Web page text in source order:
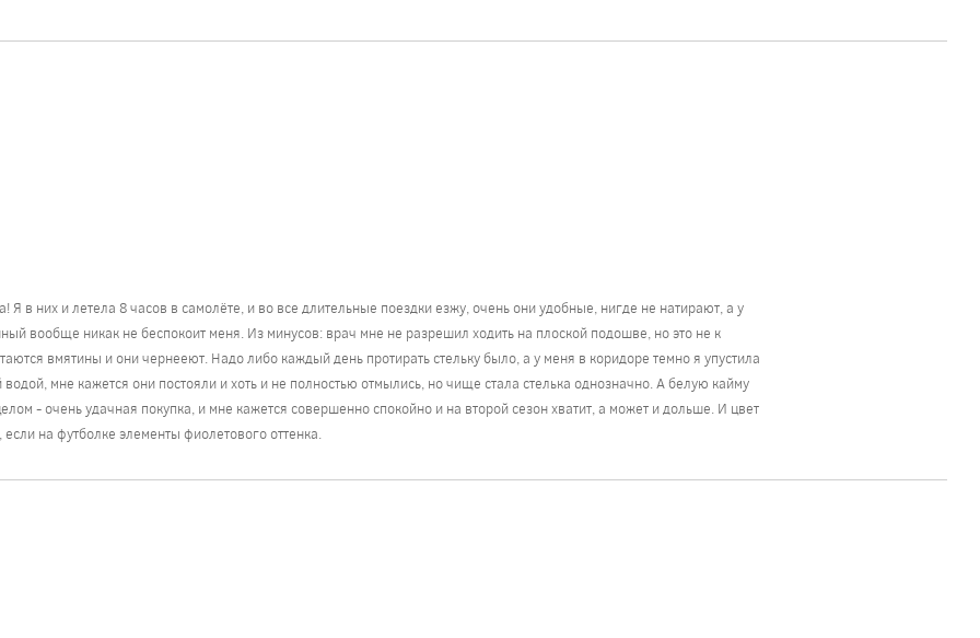
в них и летела 8 часов в самолёте, и во все длительные поездки езжу, очень они удобные, нигде не натирают, а у
вообще никак не беспокоит меня. Из минусов: врач мне не разрешил ходить на плоской подошве, но это не к
вмятины и они чернееют. Надо либо каждый день протирать стельку было, а у меня в коридоре темно я упустила
мне кажется они постояли и хоть и не полностью отмылись, но чище стала стелька однозначно. А белую кайму
- очень удачная покупка, и мне кажется совершенно спокойно и на второй сезон хватит, а может и дольше. И цвет
на футболке элементы фиолетового оттенка.